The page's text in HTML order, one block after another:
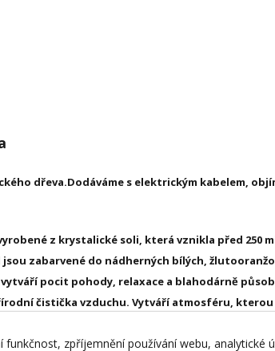
dřeva.Dodáváme s elektrickým kabelem,
z krystalické soli, která vznikla před 250
zabarvené do nádherných bílých,
pocit pohody, relaxace a blahodárně
čistička vzduchu. Vytváří atmosféru, kterou
relaxační místnosti. Každý krystal má unikátní
funkčnost, zpříjemnění používání webu, analytické